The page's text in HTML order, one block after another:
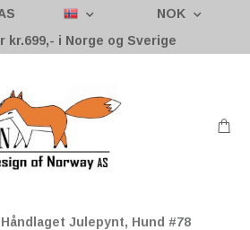
NOK
kr.699,- i Norge og Sverige
Håndlaget Julepynt, Hund #78